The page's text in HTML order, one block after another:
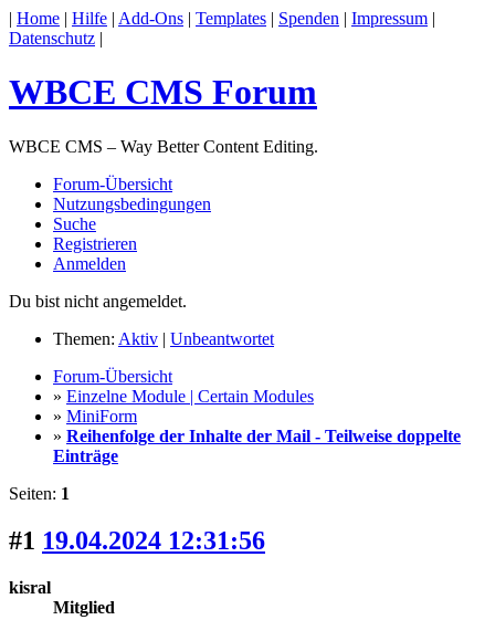
| Home | Hilfe | Add-Ons | Templates | Spenden | Impressum |
Datenschutz |
WBCE CMS Forum
WBCE CMS – Way Better Content Editing.
Forum-Übersicht
Nutzungsbedingungen
Suche
Registrieren
Anmelden
Du bist nicht angemeldet.
Themen: Aktiv | Unbeantwortet
Forum-Übersicht
» Einzelne Module | Certain Modules
» MiniForm
» Reihenfolge der Inhalte der Mail - Teilweise doppelte
Einträge
Seiten: 1
#1 19.04.2024 12:31:56
kisral
Mitglied